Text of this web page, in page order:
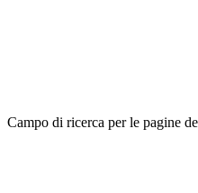
Campo di ricerca per le pagine